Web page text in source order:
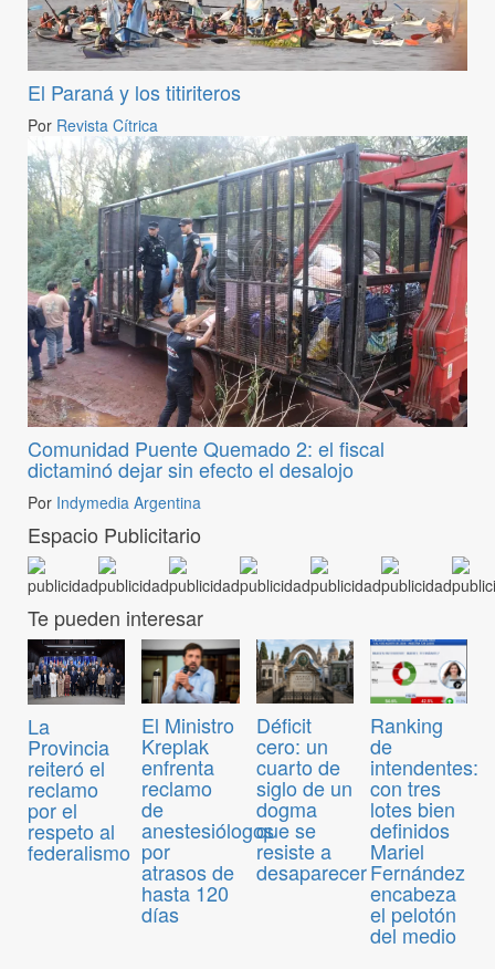
El Paraná y los titiriteros
Por Revista Cítrica
Comunidad Puente Quemado 2: el fiscal
dictaminó dejar sin efecto el desalojo
Por Indymedia Argentina
Espacio Publicitario
Te pueden interesar
La
Provincia
reiteró el
reclamo
por el
respeto al
federalismo
El Ministro
Kreplak
enfrenta
reclamo
de
anestesiólogos
por
atrasos de
hasta 120
días
Déficit
cero: un
cuarto de
siglo de un
dogma
que se
resiste a
desaparecer
Ranking
de
intendentes:
con tres
lotes bien
definidos
Mariel
Fernández
encabeza
el pelotón
del medio